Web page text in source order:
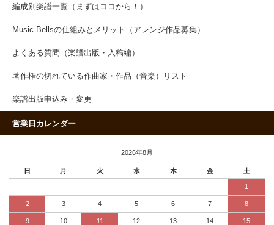
編成別楽譜一覧（まずはココから！）
Music Bellsの仕組みとメリット（アレンジ作品募集）
よくある質問（楽譜出版・入稿編）
著作権の切れている作曲家・作品（音楽）リスト
楽譜出版申込み・変更
営業日カレンダー
2026年8月
日 月 火 水 木 金 土
1
2 3 4 5 6 7 8
9 10 11 12 13 14 15